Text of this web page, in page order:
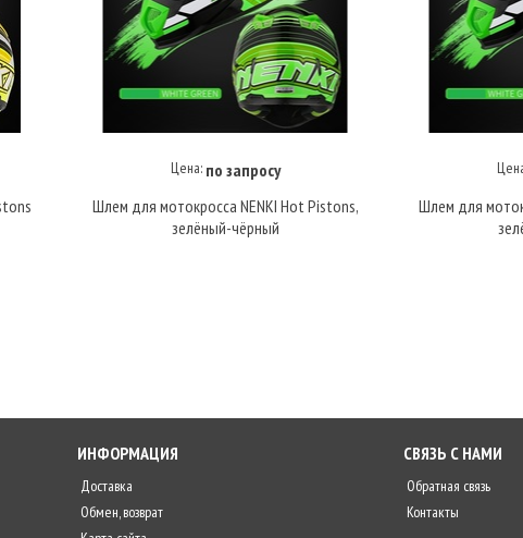
Купить под заказ
Цена: по запросу
Шлем для мотокросса NENKI Hot Pistons,
зелёный-чёрный
Шлем для
ИНФОРМАЦИЯ
Доставка
Обмен, возврат
СВЯЗЬ С НАМИ
Обратная связь
Контакты